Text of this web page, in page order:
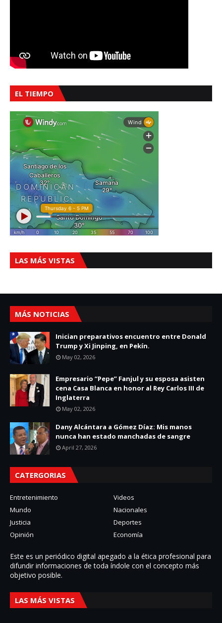
EL TIEMPO
LAS MÁS VISTAS
MÁS NOTICIAS
Inician preparativos encuentro entre Donald
Trump y Xi Jinping, en Pekín.
May 02, 2026
Empresario “Pepe” Fanjul y su esposa asisten
cena Casa Blanca en honor al Rey Carlos III de
Inglaterra
May 02, 2026
Dany Alcántara a Gómez Díaz: Mis manos
nunca han estado manchadas de sangre
April 27, 2026
CATERGORIAS
Entretenimiento
Videos
Mundo
Nacionales
Justicia
Deportes
Opinión
Economía
Este es un periódico digital apegado a la ética profesional para
difundir informaciones de toda í­ndole con el concepto más
objetivo posible.
LAS MÁS VISTAS